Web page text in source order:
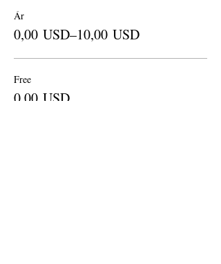
Ár
0,00 USD–10,00 USD
Free
0,00 USD